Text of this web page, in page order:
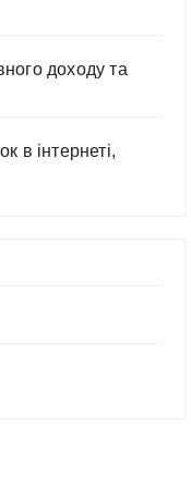
доходу та
в інтернеті,